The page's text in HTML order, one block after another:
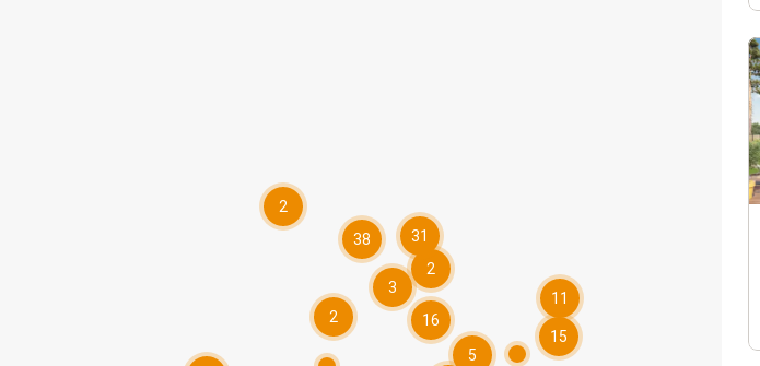
15
31
38
11
16
5
2
2
2
3